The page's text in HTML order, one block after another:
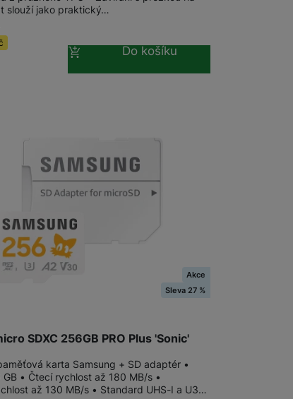
nebo reklamy jak
slouží jako praktický…
Do košíku
SDXC 256GB PRO Plus 'Sonic'
Akce
Sleva 27 %
karta Samsung + SD adaptér •
• Čtecí rychlost až 180 MB/s •
až 130 MB/s • Standard UHS-I a U3…